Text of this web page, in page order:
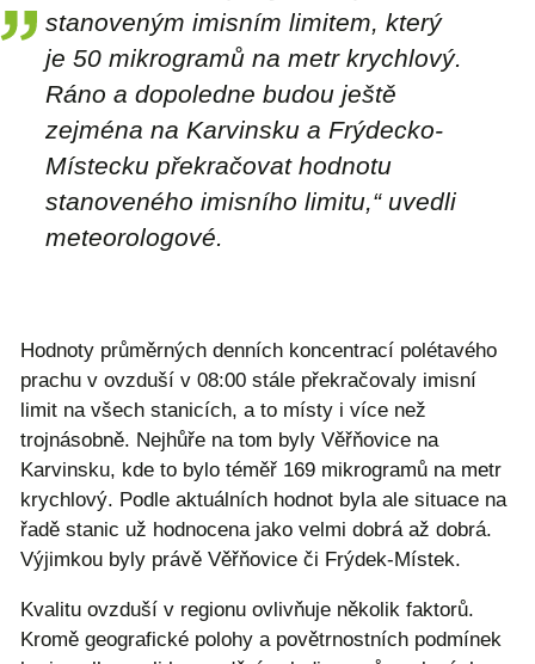
stanoveným imisním limitem, který
je 50 mikrogramů na metr krychlový.
Ráno a dopoledne budou ještě
zejména na Karvinsku a Frýdecko-
Místecku překračovat hodnotu
stanoveného imisního limitu,“ uvedli
meteorologové.
Hodnoty průměrných denních koncentrací polétavého
prachu v ovzduší v 08:00 stále překračovaly imisní
limit na všech stanicích, a to místy i více než
trojnásobně. Nejhůře na tom byly Věřňovice na
Karvinsku, kde to bylo téměř 169 mikrogramů na metr
krychlový. Podle aktuálních hodnot byla ale situace na
řadě stanic už hodnocena jako velmi dobrá až dobrá.
Výjimkou byly právě Věřňovice či Frýdek-Místek.
Kvalitu ovzduší v regionu ovlivňuje několik faktorů.
Kromě geografické polohy a povětrnostních podmínek